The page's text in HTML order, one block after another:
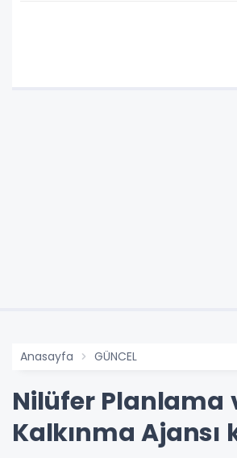
Anasayfa GÜNCEL
Nilüfer Planlama
Kalkınma Ajansı